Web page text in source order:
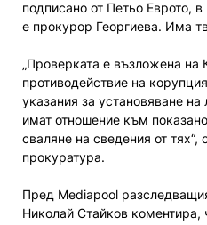
подписано от Петьо Еврото,
е прокурор Георгиева. Има
„Проверката е възложена на
противодействие на
указания за установяване
имат отношение към
сваляне на сведения от
прокуратура.
Пред Mediapool
Николай Стайков коментира,